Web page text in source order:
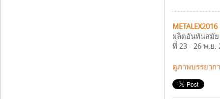
METALEX2016
ผลิตอันทันสมัย
ที่ 23 - 26 พ.ย.
ดูภาพบรรยาก